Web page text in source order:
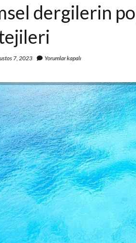
dergilerin
7, 2023 Yorumlar kapalı